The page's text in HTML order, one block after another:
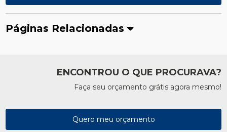
Páginas Relacionadas
ENCONTROU O QUE PROCURAVA?
Faça seu orçamento grátis agora mesmo!
Quero meu orçamento